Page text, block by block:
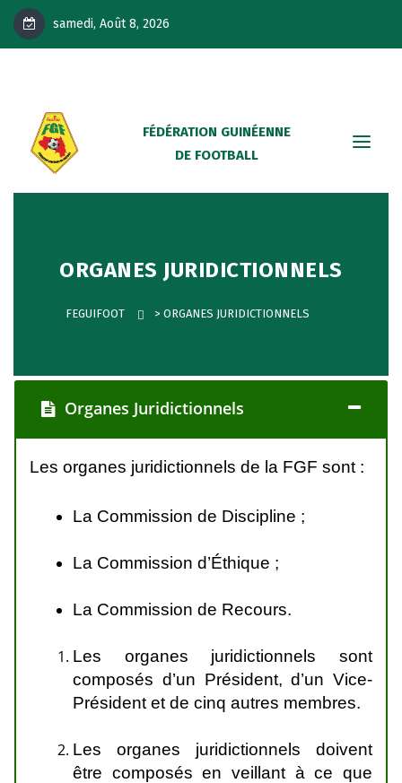
samedi, Août 8, 2026
FÉDÉRATION GUINÉENNE
DE FOOTBALL
ORGANES JURIDICTIONNELS
FEGUIFOOT > ORGANES JURIDICTIONNELS
Organes Juridictionnels
Les organes juridictionnels de la FGF sont :
La Commission de Discipline ;
La Commission d’Éthique ;
La Commission de Recours.
Les organes juridictionnels sont
composés d’un Président, d’un Vice-
Président et de cinq autres membres.
Les organes juridictionnels doivent
être composés en veillant à ce que